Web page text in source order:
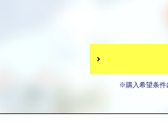
※購入希望条件